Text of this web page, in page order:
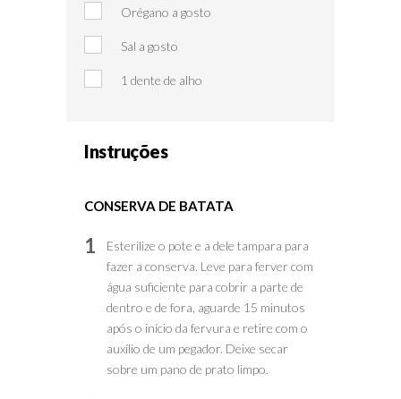
Orégano a gosto
Sal a gosto
1 dente de alho
Instruções
CONSERVA DE BATATA
1
Esterilize o pote e a dele tampara para
fazer a conserva. Leve para ferver com
água suficiente para cobrir a parte de
dentro e de fora, aguarde 15 minutos
após o início da fervura e retire com o
auxílio de um pegador. Deixe secar
sobre um pano de prato limpo.